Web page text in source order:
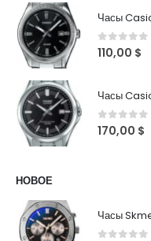
Часы
0out of
110,00 $
Часы
0out of
170,00 $
НОВОЕ
Часы